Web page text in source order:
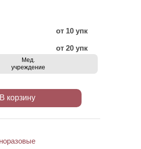
от 10 упк
от 20 упк
Мед.
учреждение
В корзину